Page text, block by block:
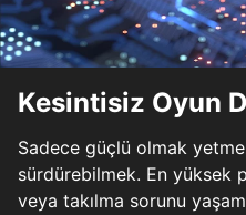
Kesintisiz Oyun
Sadece güçlü olmak
sürdürebilmek. En yüksek
veya takılma sorunu